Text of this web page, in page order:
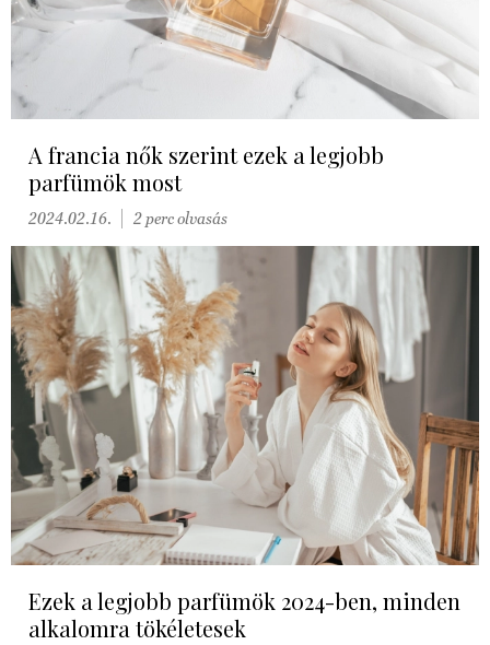
A francia nők szerint ezek a legjobb
parfümök most
2024.02.16. 2 perc olvasás
Ezek a legjobb parfümök 2024-ben, minden
alkalomra tökéletesek